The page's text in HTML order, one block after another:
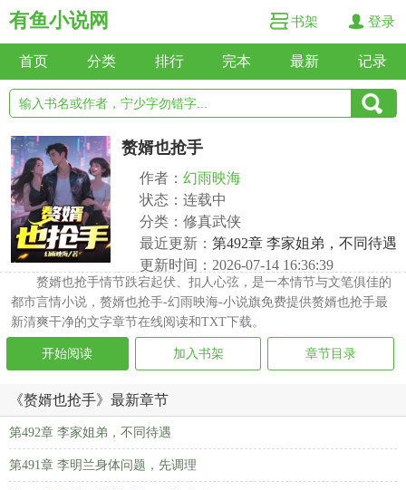
有鱼小说网 书架 登录
首页 分类 排行 完本 最新 记录
赘婿也抢手
作者： 幻雨映海
状态：连载中
分类：修真武侠
最近更新： 第492章 李家姐弟，不同待遇
更新时间：2026-07-14 16:36:39
赘婿也抢手情节跌宕起伏、扣人心弦，是一本情节与文笔俱佳的
都市言情小说，赘婿也抢手-幻雨映海-小说旗免费提供赘婿也抢手最
新清爽干净的文字章节在线阅读和TXT下载。
开始阅读 加入书架 章节目录
《赘婿也抢手》最新章节
第492章 李家姐弟，不同待遇
第491章 李明兰身体问题，先调理